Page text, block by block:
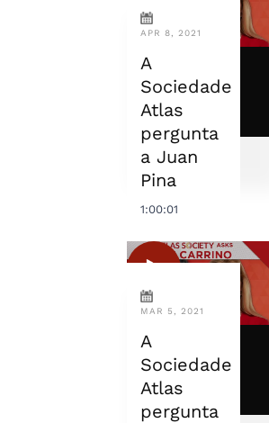
APR 8, 2021
A
Sociedade
Atlas
pergunta
a Juan
Pina
1:00:01
MAR 5, 2021
A
Sociedade
Atlas
pergunta